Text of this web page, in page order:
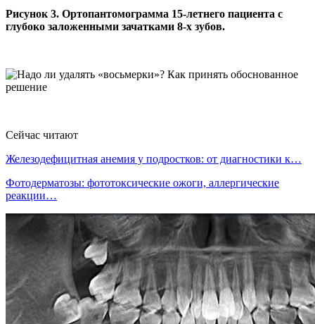
Рисунок 3. Ортопантомограмма 15-летнего пациента с
глубоко заложенными зачатками 8-х зубов.
Сейчас читают
Железодефицитная анемия у подростков: от диагностики к…
Фотодерматозы: фототоксические ожоги, аллергические
реакции…